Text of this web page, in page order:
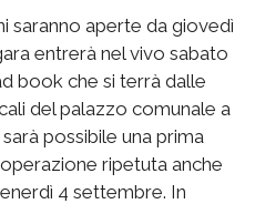
saranno aperte da giovedì
entrerà nel vivo sabato
book che si terrà dalle
del palazzo comunale a
possibile una prima
ripetuta anche
4 settembre. In